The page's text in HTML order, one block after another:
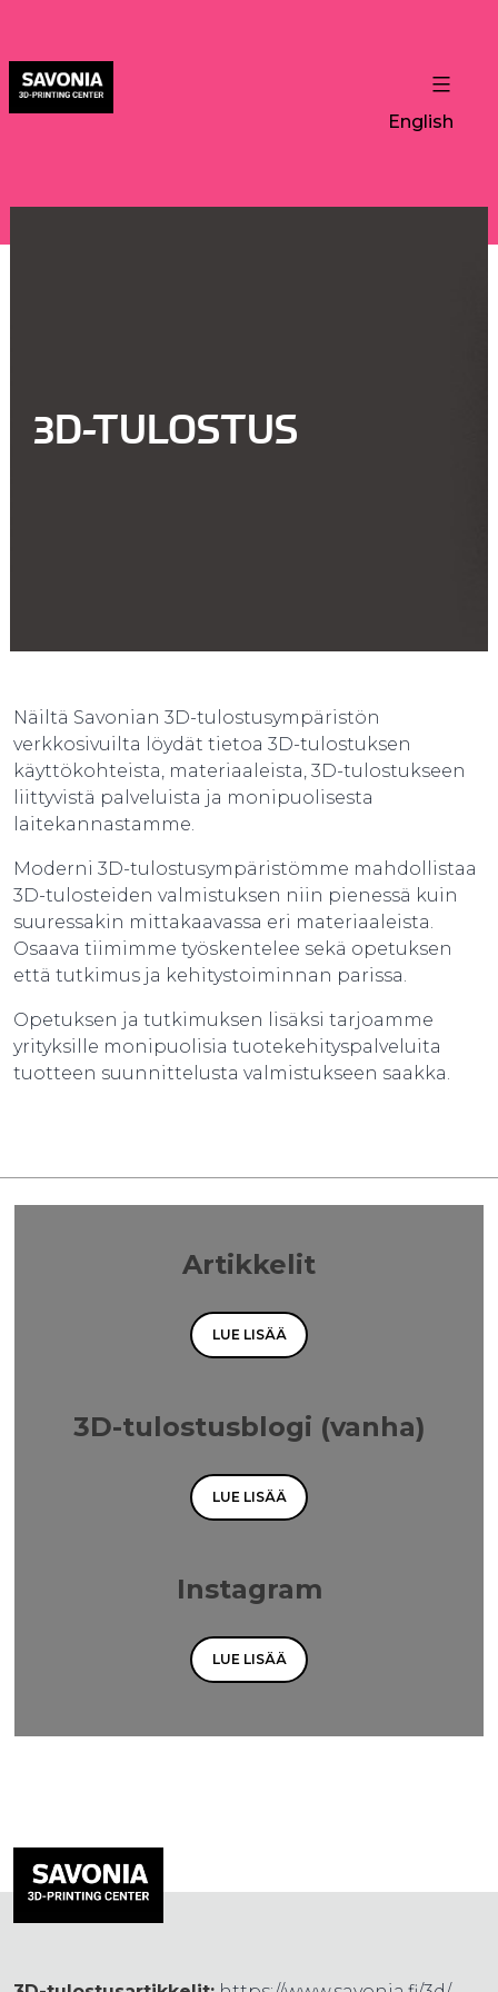
English
3D-TULOSTUS
Näiltä Savonian 3D-tulostusympäristön
verkkosivuilta löydät tietoa 3D-tulostuksen
käyttökohteista, materiaaleista, 3D-tulostukseen
liittyvistä palveluista ja monipuolisesta
laitekannastamme.
Moderni 3D-tulostusympäristömme mahdollistaa
3D-tulosteiden valmistuksen niin pienessä kuin
suuressakin mittakaavassa eri materiaaleista.
Osaava tiimimme työskentelee sekä opetuksen
että tutkimus ja kehitystoiminnan parissa.
Opetuksen ja tutkimuksen lisäksi tarjoamme
yrityksille monipuolisia tuotekehityspalveluita
tuotteen suunnittelusta valmistukseen saakka.
Artikkelit
LUE LISÄÄ
3D-tulostusblogi (vanha)
LUE LISÄÄ
Instagram
LUE LISÄÄ